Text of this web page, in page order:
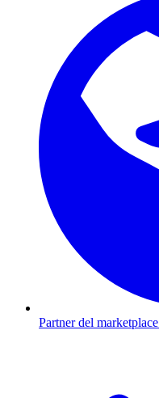
Partner del marketplace